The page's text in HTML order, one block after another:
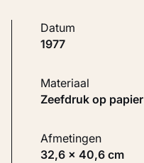
Datum
1977
Materiaal
Zeefdruk op papier
Afmetingen
32,6 × 40,6 cm